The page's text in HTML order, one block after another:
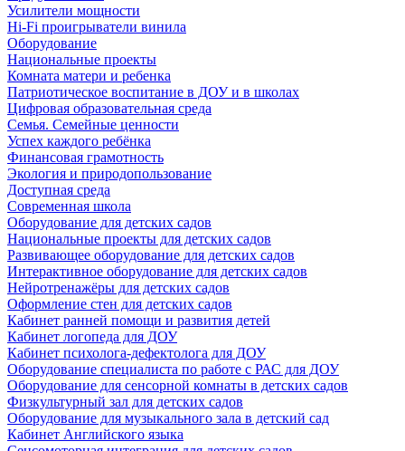
Усилители мощности
Hi-Fi проигрыватели винила
Оборудование
Национальные проекты
Комната матери и ребенка
Патриотическое воспитание в ДОУ и в школах
Цифровая образовательная среда
Семья. Семейные ценности
Успех каждого ребёнка
Финансовая грамотность
Экология и природопользование
Доступная среда
Современная школа
Оборудование для детских садов
Национальные проекты для детских садов
Развивающее оборудование для детских садов
Интерактивное оборудование для детских садов
Нейротренажёры для детских садов
Оформление стен для детских садов
Кабинет ранней помощи и развития детей
Кабинет логопеда для ДОУ
Кабинет психолога-дефектолога для ДОУ
Оборудование специалиста по работе с РАС для ДОУ
Оборудование для сенсорной комнаты в детских садов
Физкультурный зал для детских садов
Оборудование для музыкального зала в детский сад
Кабинет Английского языка